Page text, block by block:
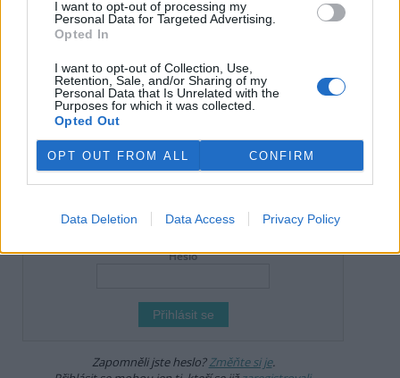
I want to opt-out of processing my
Personal Data for Targeted Advertising.
Opted In
I want to opt-out of Collection, Use,
Retention, Sale, and/or Sharing of my
Personal Data that Is Unrelated with the
Purposes for which it was collected.
Opted Out
OPT OUT FROM ALL CONFIRM
Data Deletion Data Access Privacy Policy
Online diskuse
Redakce Ekolistu vítá čtenářské názory, komentáře a postřehy. Tím,
že zde publikujete svůj příspěvek, se ale zároveň zavazujete
vyhrazuje právo smazat diskusní příspěvěk
DO DISKUZE SE MŮŽETE ZAPOJIT PO PŘIHLÁŠENÍ
Heslo
Zapomněli jste heslo?Změňte si je.